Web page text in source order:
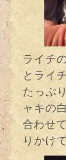
ライチ
とライ
たっぷ
ャキの
合わせ
りかけ